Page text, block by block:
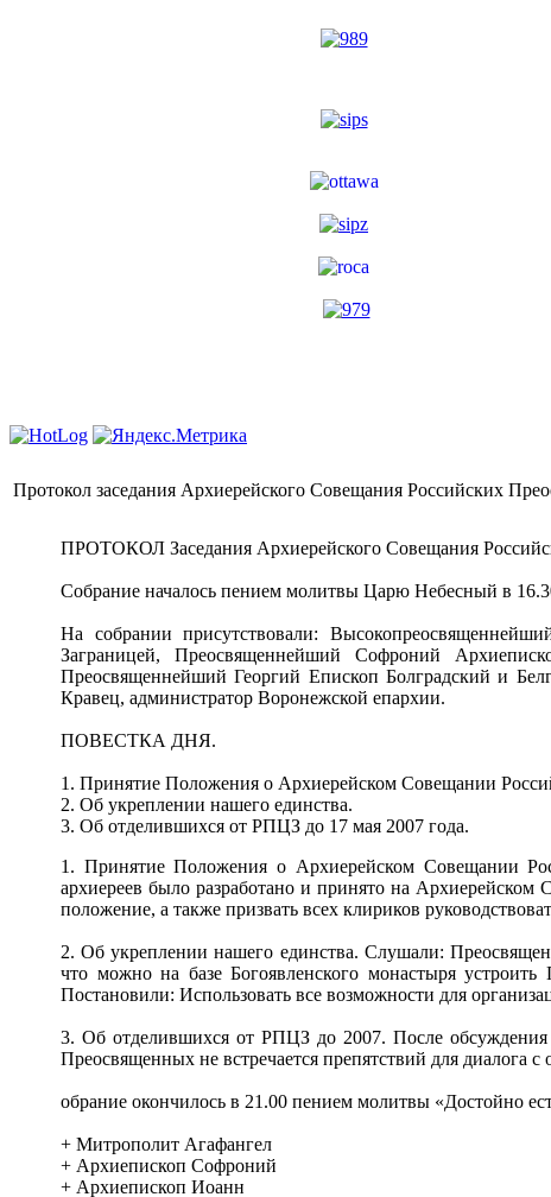
Протокол заседания Архиерейского Совещания Российских
ПРОТОКОЛ Заседания Архиерейского Совещания
Собрание началось пением молитвы Царю Небесный в
На собрании присутствовали:
Заграницей, Преосвященнейший Софроний
Преосвященнейший Георгий Епископ Болградский и
Кравец, администратор Воронежской епархии.
ПОВЕСТКА ДНЯ.
1. Принятие Положения о Архиерейском Совещании
2. Об укреплении нашего единства.
3. Об отделившихся от РПЦЗ до 17 мая 2007 года.
1. Принятие Положения о Архиерейском Совещании
архиереев было разработано и принято на
положение, а также призвать всех клириков
2. Об укреплении нашего единства. Слушали:
что можно на базе Богоявленского монастыря
Постановили: Использовать все возможности для
3. Об отделившихся от РПЦЗ до 2007. После обсуждения
Преосвященных не встречается препятствий для диалога
обрание окончилось в 21.00 пением молитвы «Достойно
+ Митрополит Агафангел
+ Архиепископ Софроний
+ Архиепископ Иоанн